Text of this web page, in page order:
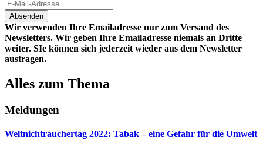
Wir verwenden Ihre Emailadresse nur zum Versand des
Newsletters. Wir geben Ihre Emailadresse niemals an Dritte
weiter. SIe können sich jederzeit wieder aus dem Newsletter
austragen.
Alles zum Thema
Meldungen
Weltnichtrauchertag 2022: Tabak – eine Gefahr für die Umwelt